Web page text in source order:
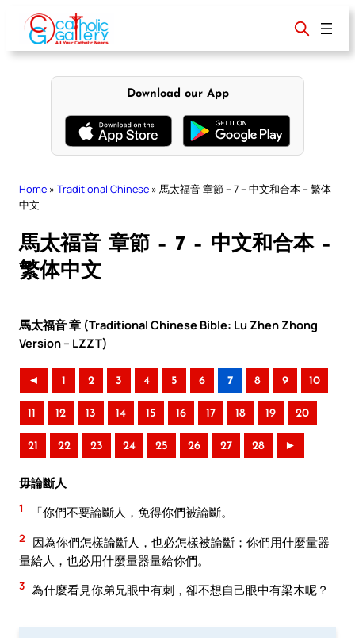
content
Download our App
Home » Traditional Chinese » 馬太福音 章節 – 7 – 中文和合本 – 繁体
中文
馬太福音 章節 – 7 – 中文和合本 –
繁体中文
馬太福音 章 (Traditional Chinese Bible: Lu Zhen Zhong
Version – LZZT)
◄ 1 2 3 4 5 6 7 8 9 10
11 12 13 14 15 16 17 18 19 20
21 22 23 24 25 26 27 28 ►
毋論斷人
1 「你們不要論斷人，免得你們被論斷。
2
因為你們怎樣論斷人，也必怎樣被論斷；你們用什麼量器
量給人，也必用什麼量器量給你們。
3 為什麼看見你弟兄眼中有刺，卻不想自己眼中有梁木呢？